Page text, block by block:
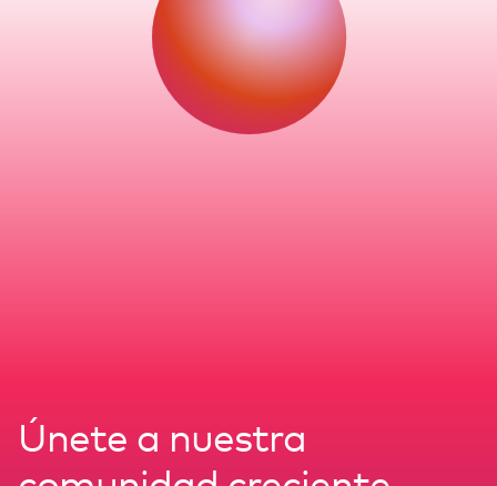
Únete a nuestra